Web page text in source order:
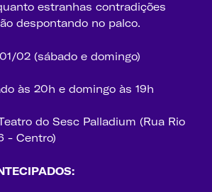
estranhas contradições
despontando no palco.
02 (sábado e domingo)
às 20h e domingo às 19h
do Sesc Palladium (Rua Rio
- Centro)